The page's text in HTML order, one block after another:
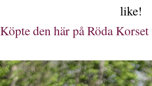
like!
Köpte den här på Röda